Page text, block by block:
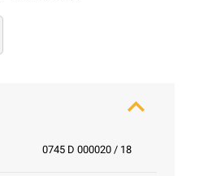
0745 D 000020 / 18